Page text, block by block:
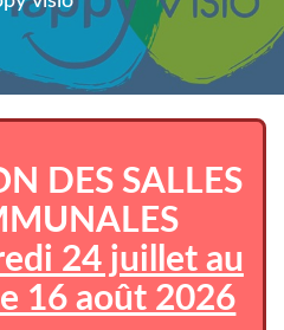
DES SALLES
24 juillet au
16 août 2026